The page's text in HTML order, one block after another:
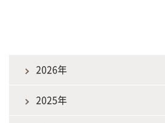
2026年
2025年